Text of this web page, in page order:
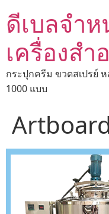
ดีเบลจำ
เครื่องสำ
กระปุกครีม ขวดสเปรย์
1000 แบบ